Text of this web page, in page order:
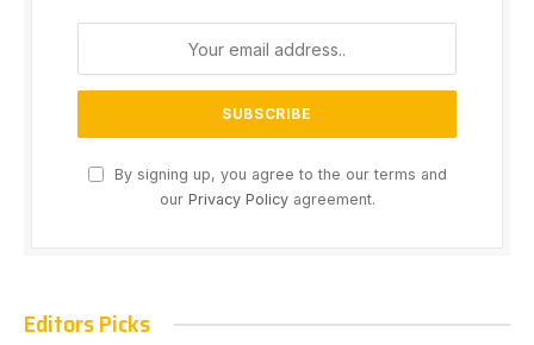
By signing up, you agree to the our terms and
our Privacy Policyagreement.
Editors Picks